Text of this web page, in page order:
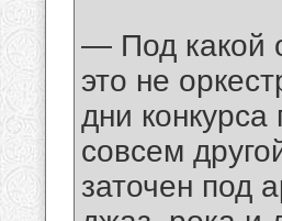
— Под какой
это не
дни конкурса
совсем
заточен под